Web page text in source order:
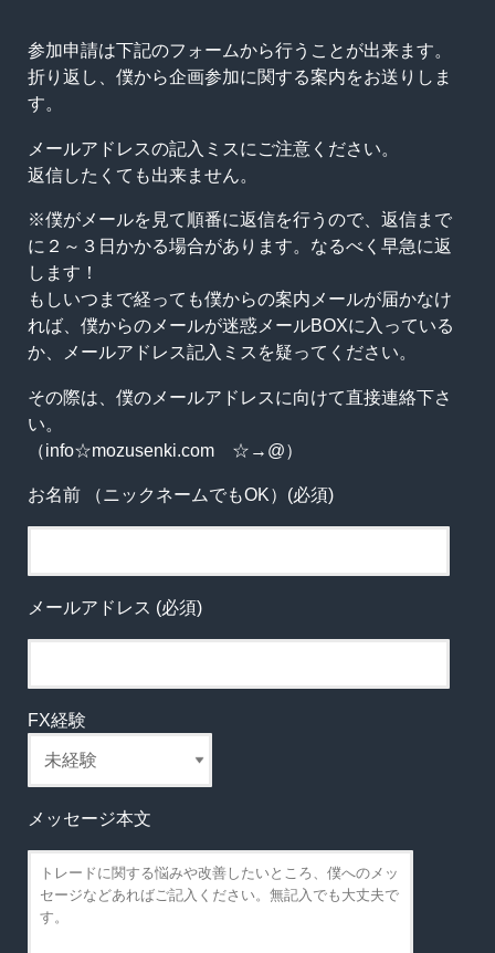
参加申請は下記のフォームから行うことが出来ます。
折り返し、僕から企画参加に関する案内をお送りしま
す。
メールアドレスの記入ミスにご注意ください。
返信したくても出来ません。
※僕がメールを見て順番に返信を行うので、返信まで
に２～３日かかる場合があります。なるべく早急に返
します！
もしいつまで経っても僕からの案内メールが届かなけ
れば、僕からのメールが迷惑メールBOXに入っている
か、メールアドレス記入ミスを疑ってください。
その際は、僕のメールアドレスに向けて直接連絡下さ
い。
（info☆mozusenki.com ☆→@）
お名前 （ニックネームでもOK）(必須)
メールアドレス (必須)
FX経験
メッセージ本文